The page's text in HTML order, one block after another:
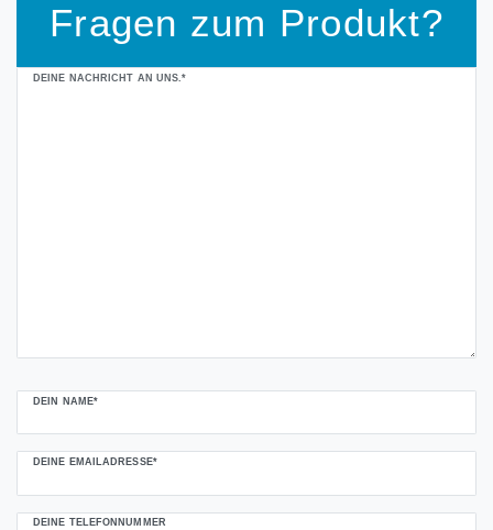
Fragen zum Produkt?
DEINE NACHRICHT AN UNS.*
DEIN NAME*
DEINE EMAILADRESSE*
DEINE TELEFONNUMMER
Ceres::Template.mailFormHoneypotLabel